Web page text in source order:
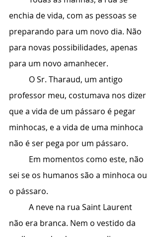
enchia de vida, com as pessoas se
preparando para um novo dia. Não
para novas possibilidades, apenas
para um novo amanhecer.
professor meu, costumava nos dizer
que a vida de um pássaro é pegar
minhocas, e a vida de uma minhoca
não é ser pega por um pássaro.
sei se os humanos são a minhoca ou
o pássaro.
não era branca. Nem o vestido da